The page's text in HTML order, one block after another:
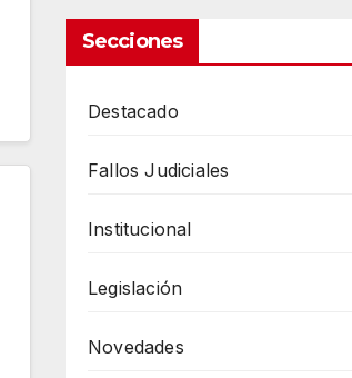
Secciones
Destacado
Fallos Judiciales
Institucional
Legislación
Novedades